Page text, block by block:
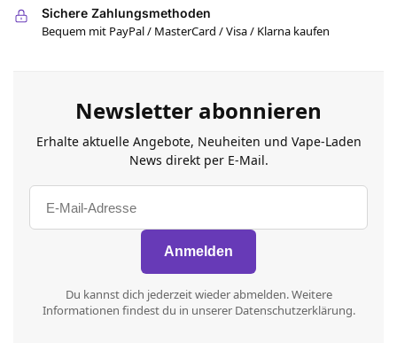
Sichere Zahlungsmethoden
Bequem mit PayPal / MasterCard / Visa / Klarna kaufen
Newsletter abonnieren
Erhalte aktuelle Angebote, Neuheiten und Vape-Laden
News direkt per E-Mail.
Du kannst dich jederzeit wieder abmelden. Weitere
Informationen findest du in unserer Datenschutzerklärung.